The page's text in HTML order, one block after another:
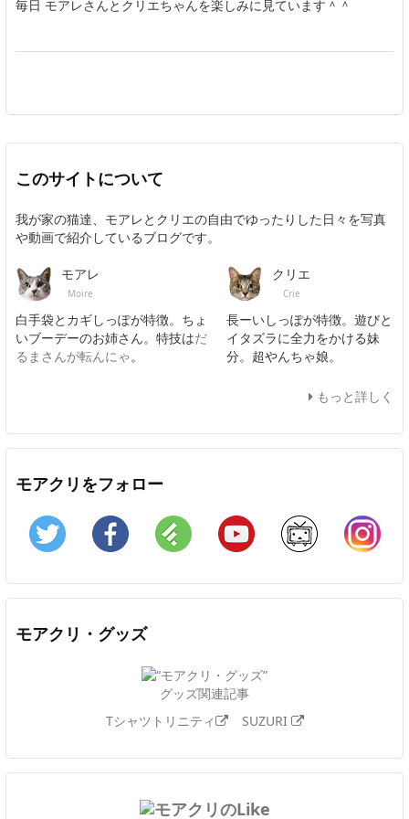
毎日 モアレさんとクリエちゃんを楽しみに見ています＾＾
このサイトについて
我が家の猫達、モアレとクリエの自由でゆったりした日々を写真
や動画で紹介しているブログです。
モアレ
Moire
白手袋とカギしっぽが特徴。ちょ
いブーデーのお姉さん。特技はだ
るまさんが転んにゃ。
クリエ
Crie
長ーいしっぽが特徴。遊びと
イタズラに全力をかける妹
分。超やんちゃ娘。
もっと詳しく
モアクリをフォロー
Twitter Facebook Feedly YouTube ニコニコ動画
モアクリ・グッズ
グッズ関連記事
Tシャツトリニティ
SUZURI